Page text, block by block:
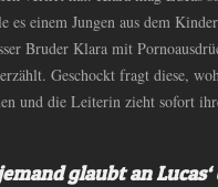
es einem Jungen aus dem
Bruder Klara mit
Geschockt fragt diese,
und die Leiterin zieht sofort
glaubt an Lucas‘